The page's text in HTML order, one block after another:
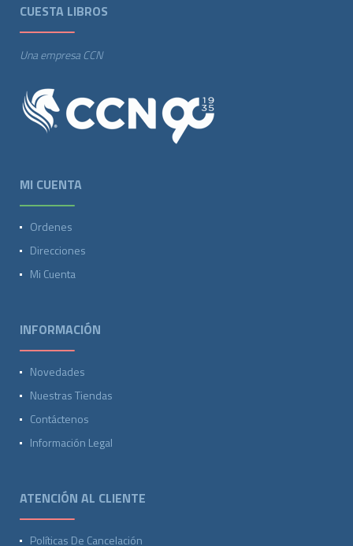
CUESTA LIBROS
Una empresa CCN
MI CUENTA
Ordenes
Direcciones
Mi Cuenta
INFORMACIÓN
Novedades
Nuestras Tiendas
Contáctenos
Información Legal
ATENCIÓN AL CLIENTE
Políticas De Cancelación